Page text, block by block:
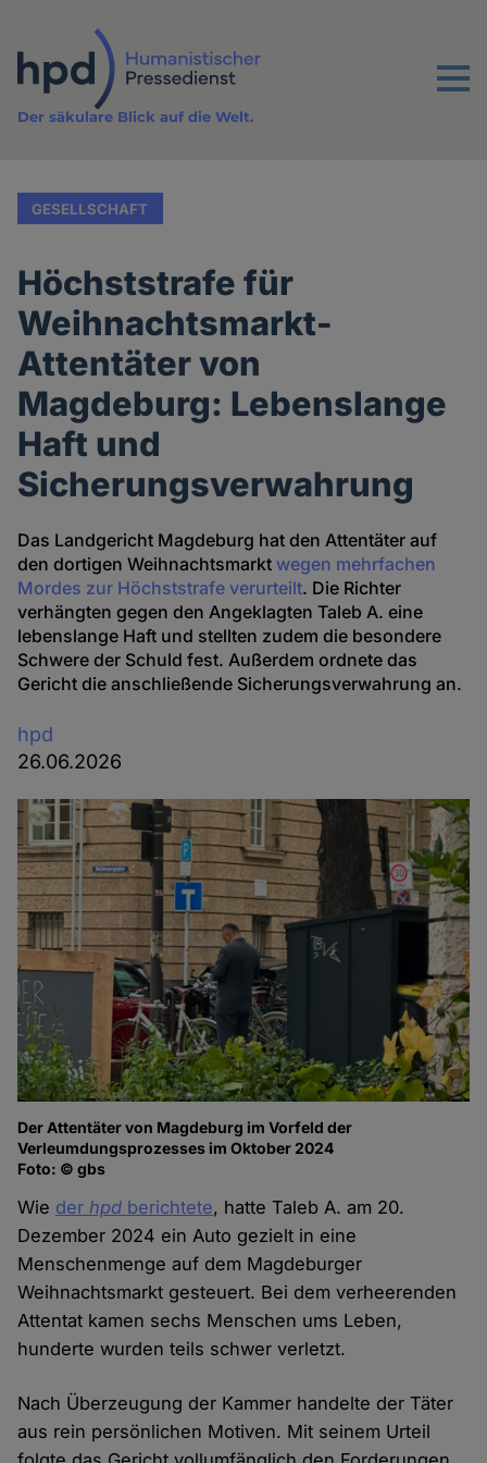
Inhalt
Menu
Der säkulare Blick auf die Welt.
GESELLSCHAFT
Höchststrafe für
Weihnachtsmarkt-
Attentäter von
Magdeburg: Lebenslange
Haft und
Sicherungsverwahrung
Das Landgericht Magdeburg hat den Attentäter auf
den dortigen Weihnachtsmarktwegen mehrfachen
Mordes zur Höchststrafe verurteilt. Die Richter
verhängten gegen den Angeklagten Taleb A. eine
lebenslange Haft und stellten zudem die besondere
Schwere der Schuld fest. Außerdem ordnete das
Gericht die anschließende Sicherungsverwahrung an.
hpd
26.06.2026
Der Attentäter von Magdeburg im Vorfeld der
Verleumdungsprozesses im Oktober 2024
Foto: © gbs
Wie der hpd berichtete, hatte Taleb A. am 20.
Dezember 2024 ein Auto gezielt in eine
Menschenmenge auf dem Magdeburger
Weihnachtsmarkt gesteuert. Bei dem verheerenden
Attentat kamen sechs Menschen ums Leben,
hunderte wurden teils schwer verletzt.
Nach Überzeugung der Kammer handelte der Täter
aus rein persönlichen Motiven. Mit seinem Urteil